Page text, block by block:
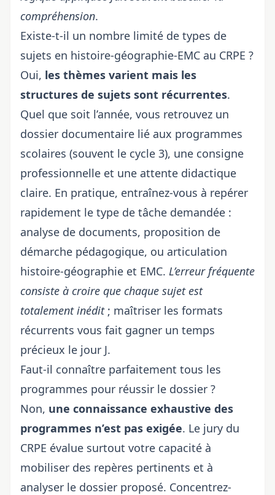
compréhension.
Existe-t-il un nombre limité de types de
sujets en histoire-géographie-EMC au CRPE ?
Oui, les thèmes varient mais les
structures de sujets sont récurrentes.
Quel que soit l’année, vous retrouvez un
dossier documentaire lié aux programmes
scolaires (souvent le cycle 3), une consigne
professionnelle et une attente didactique
claire. En pratique, entraînez-vous à repérer
rapidement le type de tâche demandée :
analyse de documents, proposition de
démarche pédagogique, ou articulation
histoire-géographie et EMC. L’erreur fréquente
consiste à croire que chaque sujet est
totalement inédit; maîtriser les formats
récurrents vous fait gagner un temps
précieux le jour J.
Faut-il connaître parfaitement tous les
programmes pour réussir le dossier ?
Non, une connaissance exhaustive des
programmes n’est pas exigée. Le jury du
CRPE évalue surtout votre capacité à
mobiliser des repères pertinents et à
analyser le dossier proposé. Concentrez-